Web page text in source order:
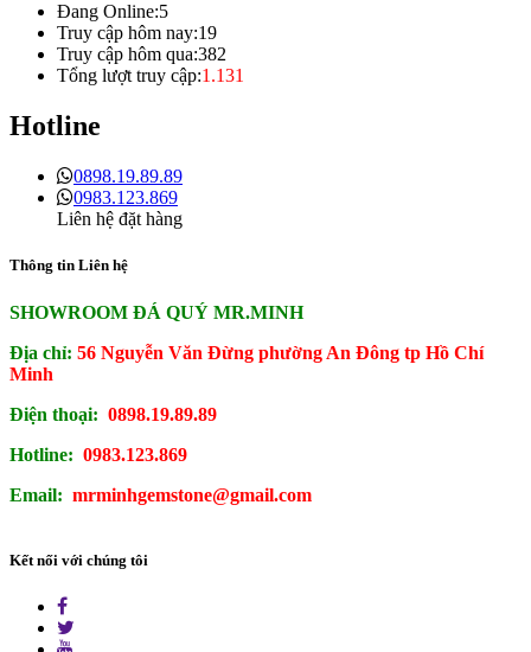
Đang Online:5
Truy cập hôm nay:19
Truy cập hôm qua:382
Tổng lượt truy cập:1.131
Hotline
0898.19.89.89
0983.123.869
Liên hệ đặt hàng
Thông tin Liên hệ
SHOWROOM ĐÁ QUÝ MR.MINH
Địa chỉ: 56 Nguyễn Văn Đừng phường An Đông tp Hồ Chí
Minh
Điện thoại: 0898.19.89.89
Hotline: 0983.123.869
Email: mrminhgemstone@gmail.com
Kết nối với chúng tôi